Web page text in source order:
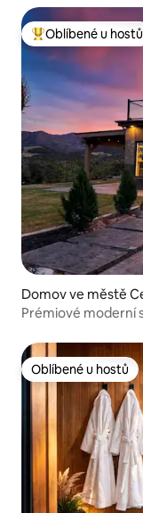
Nejlepší v
Oblíbené u hostů
Domov ve městě
Prémiové moderní
Oblíbené u hostů
Oblíbené u hostů